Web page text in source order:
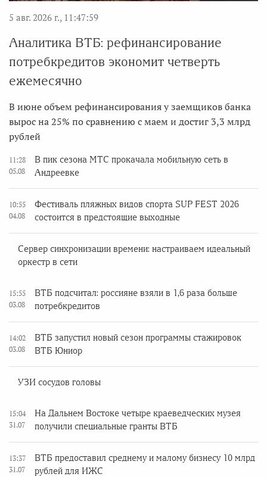
5 авг. 2026 г., 11:47:59
Аналитика ВТБ: рефинансирование
потребкредитов экономит четверть
ежемесячно
В июне объем рефинансирования у заемщиков банка
вырос на 25% по сравнению с маем и достиг 3,3 млрд
рублей
11:28
05.08
В пик сезона МТС прокачала мобильную сеть в
Андреевке
10:55
04.08
Фестиваль пляжных видов спорта SUP FEST 2026
состоится в предстоящие выходные
Сервер синхронизации времени: настраиваем идеальный
оркестр в сети
15:55
03.08
ВТБ подсчитал: россияне взяли в 1,6 раза больше
потребкредитов
14:02
03.08
ВТБ запустил новый сезон программы стажировок
ВТБ Юниор
УЗИ сосудов головы
15:04
31.07
На Дальнем Востоке четыре краеведческих музея
получили специальные гранты ВТБ
13:37
31.07
ВТБ предоставил среднему и малому бизнесу 10 млрд
рублей для ИЖС